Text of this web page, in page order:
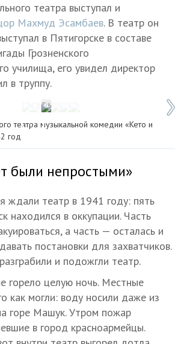
театра выступал и
Махмуд Эсамбаев. В театр он
в Пятигорске в составе
Грозненского
училища, его увидел директор
в труппу.
Фото: страница театра оперетты в VK
1 / 6
театра музыкальной комедии «Кето и
год
были непростыми»
ждали театр в 1941 году: пять
находился в оккупации. Часть
а часть — осталась и
постановки для захватчиков.
и подожгли театр.
горело целую ночь. Местные
как могли: воду носили даже из
горе Машук. Утром пожар
в город красноармейцы.